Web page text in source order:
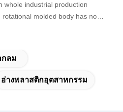
whole industrial production
rotational molded body has no
กลม
อ่างพลาสติกอุตสาหกรรม